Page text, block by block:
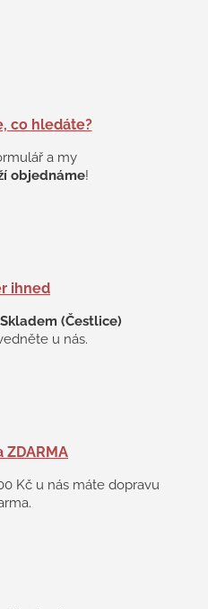
p
v
k
s
u
co hledáte?
a my
objednáme!
ihned
Skladem (Čestlice)
u nás.
ZDARMA
Kč u nás máte dopravu